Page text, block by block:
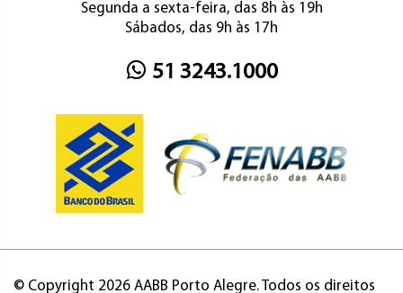
Segunda a sexta-feira, das 8h às 19h
Sábados, das 9h às 17h
51 3243.1000
© Copyright 2026 AABB Porto Alegre. Todos os direitos